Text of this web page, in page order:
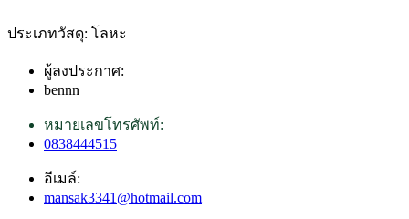
ประเภทวัสดุ: โลหะ
ผู้ลงประกาศ:
bennn
หมายเลขโทรศัพท์:
0838444515
อีเมล์:
mansak3341@hotmail.com